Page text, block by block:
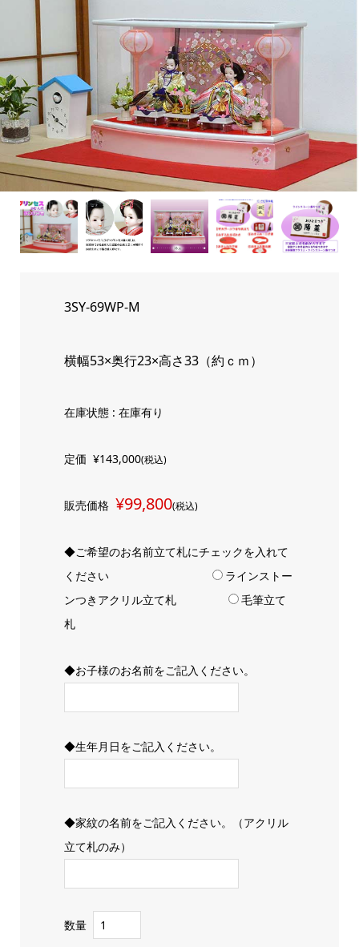
3SY-69WP-M
横幅53×奥行23×高さ33（約ｃｍ）
在庫状態 : 在庫有り
定価 ¥143,000(税込)
販売価格 ¥99,800(税込)
◆ご希望のお名前立て札にチェックを入れて
ください
ラインストー
ンつきアクリル立て札
毛筆立て
札
◆お子様のお名前をご記入ください。
◆生年月日をご記入ください。
◆家紋の名前をご記入ください。（アクリル
立て札のみ）
数量